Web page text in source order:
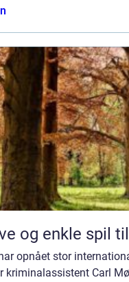
og enkle spil
opnået stor
kriminalassistent Carl